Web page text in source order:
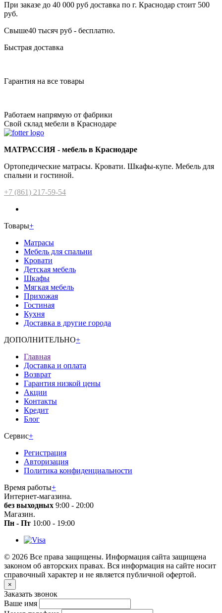
При заказе до 40 000 руб доставка по г. Краснодар стоит 500
руб.
Свыше40 тысяч руб - бесплатно.
Быстрая доставка
Гарантия на все товары
Работаем напрямую от фабрики
Свой склад мебели в Краснодаре
МАТРАССИЯ - мебель в Краснодаре
Ортопедические матрасы. Кровати. Шкафы-купе. Мебель для
спальни и гостиной.
+7 (861) 217-59-54
Товары+
Матрасы
Мебель для спальни
Кровати
Детская мебель
Шкафы
Мягкая мебель
Прихожая
Гостиная
Кухня
Доставка в другие города
ДОПОЛНИТЕЛЬНО+
Главная
Доставка и оплата
Возврат
Гарантия низкой цены
Акции
Контакты
Кредит
Блог
Сервис+
Регистрация
Авторизация
Политика конфиденциальности
Время работы+
Интернет-магазина.
без выходных 9:00 - 20:00
Магазин.
Пн - Пт 10:00 - 19:00
© 2026 Все права защищены. Информация сайта защищена
законом об авторских правах. Вся информация на сайте носит
справочный характер и не является публичной офертой.
×
Заказать звонок
Ваше имя